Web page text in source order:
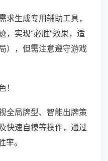
求生成专用辅助工具，
，实现“必胜”效果，适
），但需注意遵守游戏
！
全局牌型、智能出牌策
快速自摸等操作，通过
。